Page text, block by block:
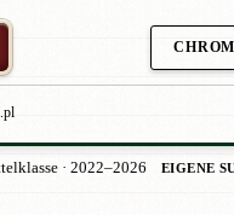
· 2022–2026 EIGENE